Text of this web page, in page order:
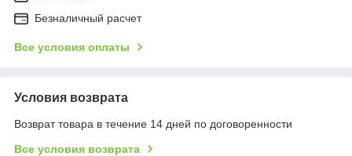
Безналичный расчет
Все условия оплаты
Условия возврата
Возврат товара в течение 14 дней по договоренности
Все условия возврата